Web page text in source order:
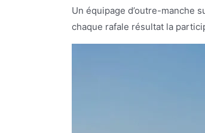
Un équipage d’outre-manche
chaque rafale résultat la